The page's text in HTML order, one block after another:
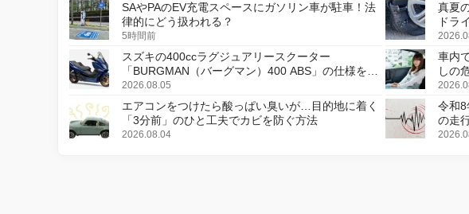
SAやPAのEV充電スペースにガソリン車が駐車！法
律的にどう扱われる？
5時間前
真夏
ドラ
スズキの400ccラグジュアリースクーター
「BURGMAN（バーグマン）400 ABS」の仕様を変
更し、8月18日に発売
2026.08.05
車内
しの
エアコンをつけたら酸っぱい臭いが…目的地に着く
「3分前」のひと工夫でカビを防ぐ方法
2026.08.04
令和8
の走